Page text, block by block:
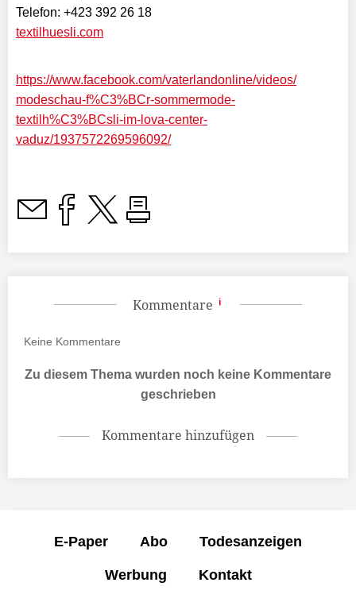
Telefon: +423 392 26 18
textilhuesli.com
https://www.facebook.com/vaterlandonline/videos/
modeschau-f%C3%BCr-sommermode-
textilh%C3%BCsli-im-lova-center-
vaduz/1937572269596092/
Kommentare
Keine Kommentare
Zu diesem Thema wurden noch keine Kommentare
geschrieben
Kommentare hinzufügen
E-Paper Abo Todesanzeigen
Werbung Kontakt